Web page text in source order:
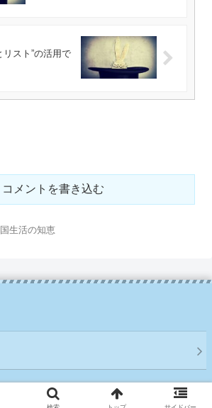
リスト”の活用で
コメントを書き込む
生活の知恵
カ移住サバイバル日記 All Rights Reserved.